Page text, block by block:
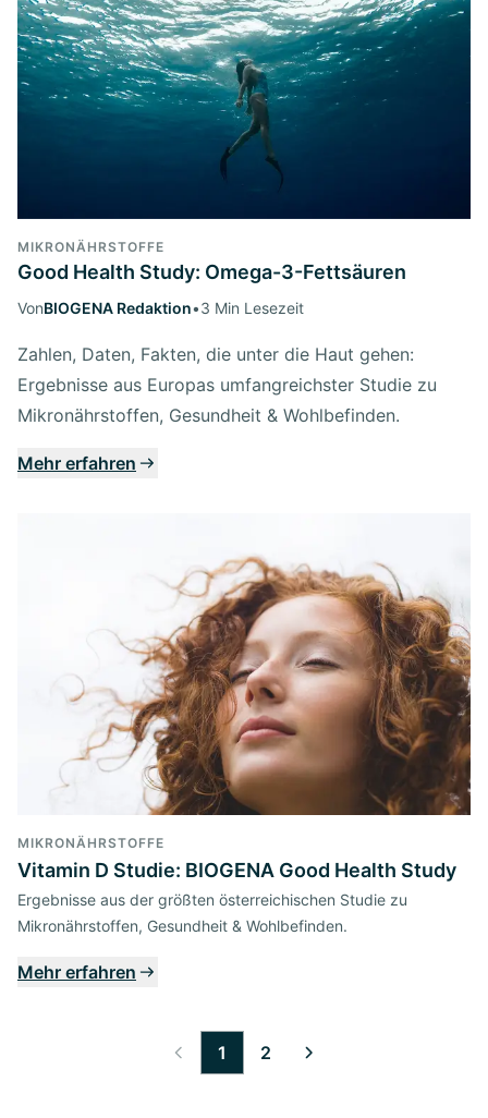
MIKRONÄHRSTOFFE
Good Health Study: Omega-3-Fettsäuren
VonBIOGENA Redaktion•3 Min Lesezeit
Zahlen, Daten, Fakten, die unter die Haut gehen:
Ergebnisse aus Europas umfangreichster Studie zu
Mikronährstoffen, Gesundheit & Wohlbefinden.
Mehr erfahren
MIKRONÄHRSTOFFE
Vitamin D Studie: BIOGENA Good Health Study
Ergebnisse aus der größten österreichischen Studie zu
Mikronährstoffen, Gesundheit & Wohlbefinden.
Mehr erfahren
1 2